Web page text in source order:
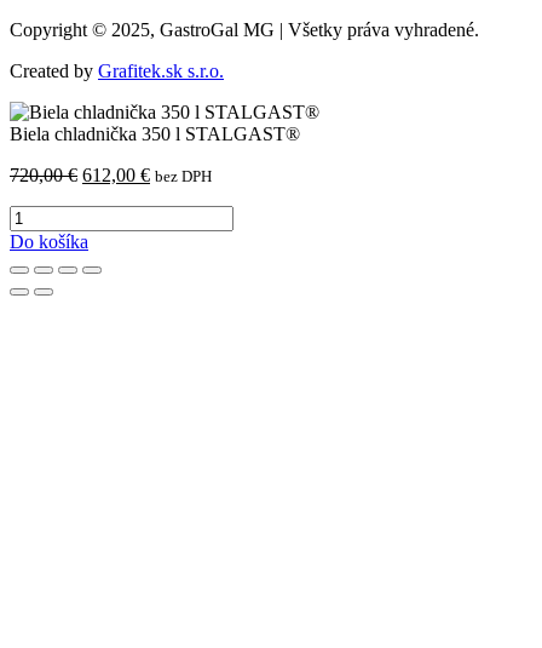
Copyright © 2025, GastroGal MG | Všetky práva vyhradené.
Created by Grafitek.sk s.r.o.
Biela chladnička 350 l STALGAST®
720,00€ Pôvodná
720,00 €.
612,00 €Aktuálna
bez DPH
množstvo
Biela
350
l
Do košíka